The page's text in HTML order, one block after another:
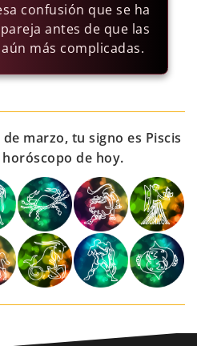
confusión que se ha
antes de que las
más complicadas.
marzo, tu signo es Piscis
de hoy.